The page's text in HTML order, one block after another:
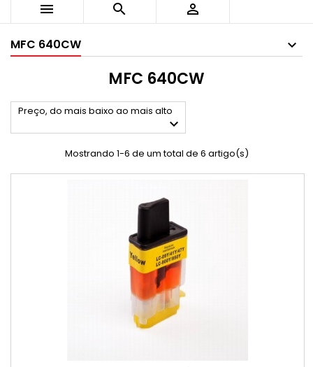
  
MFC 640CW
MFC 640CW
Preço, do mais baixo ao mais alto

Mostrando 1-6 de um total de 6 artigo(s)